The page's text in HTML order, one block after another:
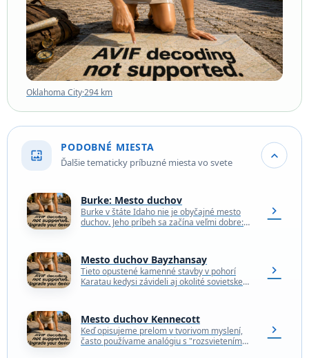
Oklahoma City·294 km
wallpaper
PODOBNÉ MIESTA
Ďalšie tematicky príbuzné miesta vo svete expand_more
Burke: Mesto duchov
Burke v štáte Idaho nie je obyčajné mesto
duchov. Jeho príbeh sa začína veľmi dobre:
chevron_right
Mesto duchov Bayzhansay
Tieto opustené kamenné stavby v pohorí
Karatau kedysi závideli aj okolité sovietske
chevron_right
Mesto duchov Kennecott
Keď opisujeme prelom v tvorivom myslení,
často používame analógiu s "rozsvietením
chevron_right